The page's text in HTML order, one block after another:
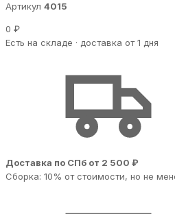
Артикул 4015
0 ₽
Есть на складе · доставка от 1 дня
Доставка по СПб от 2 500 ₽
Сборка: 10% от стоимости, но не